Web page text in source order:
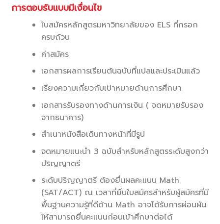
การตอบรับแบบมีเงื่อนไข
ใบสมัครหลักสูตรมหาวิทยาลัยของ ELS ที่กรอก
ครบถ้วน
ค่าสมัคร
เอกสารผลการเรียนต้นฉบับที่แปลและประเมินแล้ว
เรียงความเกี่ยวกับเป้าหมายด้านการศึกษา
เอกสารรับรองทางด้านการเงิน ( จดหมายรับรอง
จากธนาคาร)
สำเนาหนังสือเดินทางหน้าที่มีรูป
จดหมายแนะนำ 3 ฉบับสำหรับหลักสูตรระดับสูงกว่า
ปริญญาตรี
ระดับปริญญาตรี ต้องยื่นผลคะแนน Math
(SAT/ACT) ณ เวลาที่ยื่นใบสมัครสำหรับผู้สมัครที่มี
พื้นฐานความรู้ที่ดีด้าน Math อาจได้รับการผ่อนผัน
ให้สามารถยื่นคะแนนก่อนเข้าศึกษาต่อได้